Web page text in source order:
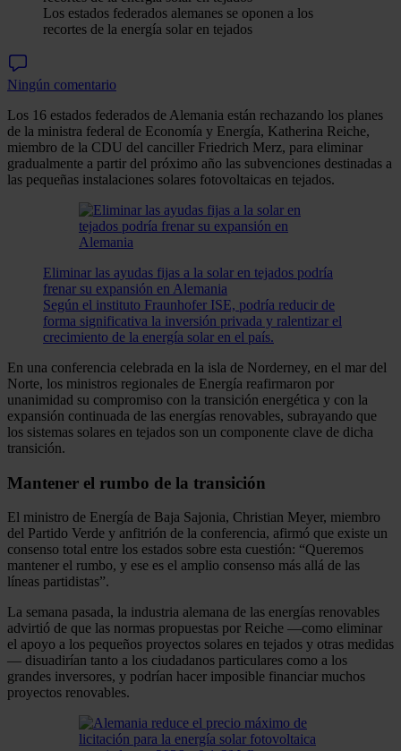
Los estados federados alemanes se oponen a los
recortes de la energía solar en tejados
Ningún comentario
Los 16 estados federados de Alemania están rechazando los planes
de la ministra federal de Economía y Energía, Katherina Reiche,
miembro de la CDU del canciller Friedrich Merz, para eliminar
gradualmente a partir del próximo año las subvenciones destinadas a
las pequeñas instalaciones solares fotovoltaicas en tejados.
Eliminar las ayudas fijas a la solar en tejados podría
frenar su expansión en Alemania
Según el instituto Fraunhofer ISE, podría reducir de
forma significativa la inversión privada y ralentizar el
crecimiento de la energía solar en el país.
En una conferencia celebrada en la isla de Norderney, en el mar del
Norte, los ministros regionales de Energía reafirmaron por
unanimidad su compromiso con la transición energética y con la
expansión continuada de las energías renovables, subrayando que
los sistemas solares en tejados son un componente clave de dicha
transición.
Mantener el rumbo de la transición
El ministro de Energía de Baja Sajonia, Christian Meyer, miembro
del Partido Verde y anfitrión de la conferencia, afirmó que existe un
consenso total entre los estados sobre esta cuestión: “Queremos
mantener el rumbo, y ese es el amplio consenso más allá de las
líneas partidistas”.
La semana pasada, la industria alemana de las energías renovables
advirtió de que las normas propuestas por Reiche —como eliminar
el apoyo a los pequeños proyectos solares en tejados y otras medidas
— disuadirían tanto a los ciudadanos particulares como a los
grandes inversores, y podrían hacer imposible financiar muchos
proyectos renovables.